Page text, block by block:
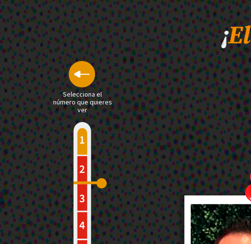
Selecciona el
número que quieres
ver